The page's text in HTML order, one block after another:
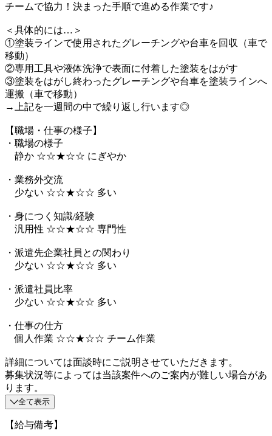
チームで協力！決まった手順で進める作業です♪
＜具体的には…＞
①塗装ラインで使用されたグレーチングや台車を回収（車で
移動）
②専用工具や液体洗浄で表面に付着した塗装をはがす
③塗装をはがし終わったグレーチングや台車を塗装ラインへ
運搬（車で移動）
→上記を一週間の中で繰り返し行います◎
【職場・仕事の様子】
・職場の様子
静か ☆☆★☆☆ にぎやか
・業務外交流
少ない ☆☆★☆☆ 多い
・身につく知識/経験
汎用性 ☆☆★☆☆ 専門性
・派遣先企業社員との関わり
少ない ☆☆★☆☆ 多い
・派遣社員比率
少ない ☆☆★☆☆ 多い
・仕事の仕方
個人作業 ☆☆★☆☆ チーム作業
詳細については面談時にご説明させていただきます。
募集状況等によっては当該案件へのご案内が難しい場合があ
ります。
全て表示
【給与備考】